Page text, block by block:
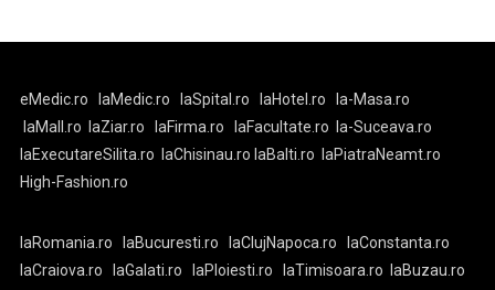
eMedic.ro laMedic.ro laSpital.ro laHotel.ro
la-Masa.ro
laMall.ro
laZiar.ro laFirma.ro laFacultate.ro
la-Suceava.ro
laExecutareSilita.ro
laChisinau.ro laBalti.ro
laPiatraNeamt.ro
High-Fashion.ro
laRomania.ro laBucuresti.ro laClujNapoca.ro
laConstanta.ro
laCraiova.ro
laGalati.ro laPloiesti.ro laTimisoara.ro
laBuzau.ro